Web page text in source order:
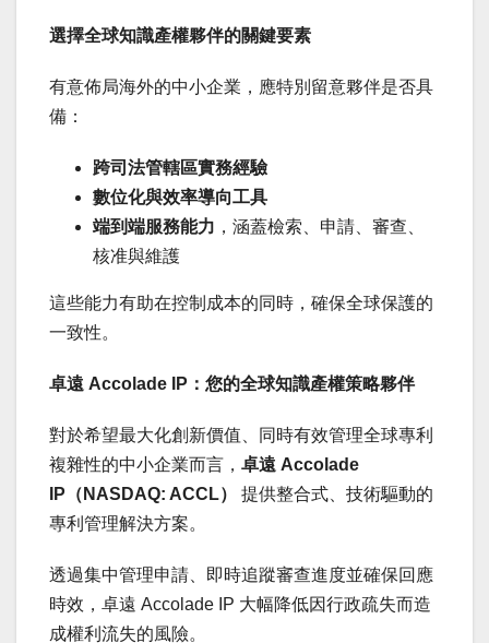
選擇全球知識產權夥伴的關鍵要素
有意佈局海外的中小企業，應特別留意夥伴是否具
備：
跨司法管轄區實務經驗
數位化與效率導向工具
端到端服務能力 ，涵蓋檢索、申請、審查、
核准與維護
這些能力有助在控制成本的同時，確保全球保護的
一致性。
卓遠 Accolade IP ：您的全球知識產權策略夥伴
對於希望最大化創新價值、同時有效管理全球專利
複雜性的中小企業而言， 卓遠 Accolade
IP （ NASDAQ: ACCL）
提供整合式、技術驅動的
專利管理解決方案。
透過集中管理申請、即時追蹤審查進度並確保回應
時效，卓遠 Accolade IP 大幅降低因行政疏失而造
成權利流失的風險。